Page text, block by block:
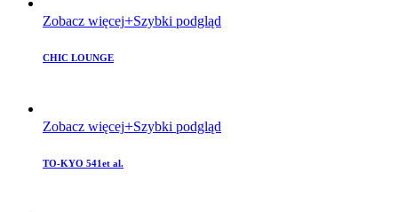
Zobacz więcej Szybki podgląd
CHIC LOUNGE
Zobacz więcej Szybki podgląd
TO-KYO 541et al.